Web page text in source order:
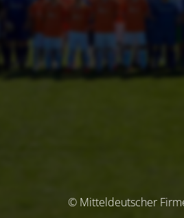
© Mitteldeutscher